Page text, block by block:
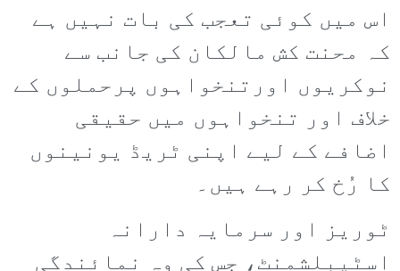
اس میں کوئی تعجب کی بات نہیں ہے
کہ محنت کش مالکان کی جانب سے
نوکریوں اورتنخواہوں پرحملوں کے
خلاف اور تنخواہوں میں حقیقی
اضافے کے لیے اپنی ٹریڈ یونینوں
کا رُخ کر رہے ہیں۔
ٹوریز اور سرمایہ دارانہ